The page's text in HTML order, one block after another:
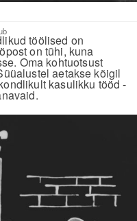
töölised on
on tühi, kuna
Oma kohtuotsust
aetakse kõigil
kasulikku tööd -